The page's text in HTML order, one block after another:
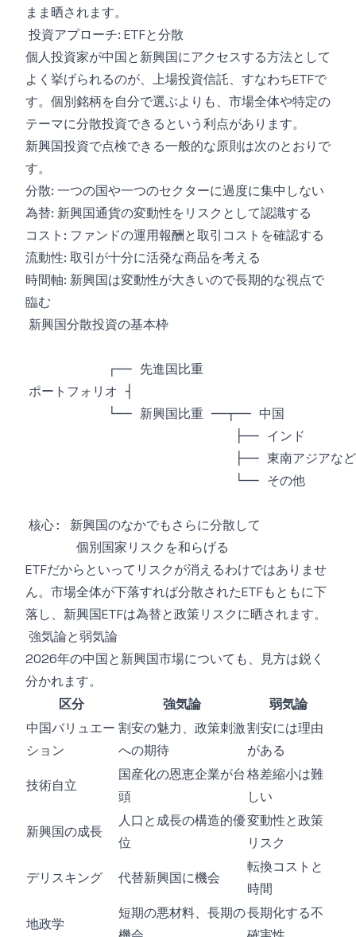
まま晒されます。
投資アプローチ: ETFと分散
個人投資家が中国と新興国にアクセスする方法として
よく挙げられるのが、上場投資信託、すなわちETFで
す。個別銘柄を自分で選ぶよりも、市場全体や特定の
テーマに分散投資できるという利点があります。
新興国投資で点検できる一般的な原則は次のとおりで
す。
分散: 一つの国や一つのセクターに過度に集中しない
為替: 新興国通貨の変動性をリスクとして認識する
コスト: ファンドの運用報酬と取引コストを確認する
流動性: 取引が十分に活発な商品を考える
時間軸: 新興国は変動性が大きいので長期的な視点で
臨む
ETFだからといってリスクが消えるわけではありませ
ん。市場全体が下落すれば分散されたETFもともに下
落し、新興国ETFは為替と政策リスクに晒されます。
強気論と弱気論
2026年の中国と新興国市場についても、見方は鋭く
分かれます。
区分
強気論
弱気論
中国バリュエー
ション
割安の魅力、政策刺激
への期待
割安には理由
がある
技術自立
国産化の恩恵企業が台
頭
格差縮小は難
しい
新興国の成長
人口と成長の構造的優
位
変動性と政策
リスク
デリスキング 代替新興国に機会
転換コストと
時間
地政学
短期の悪材料、長期の長期化する不